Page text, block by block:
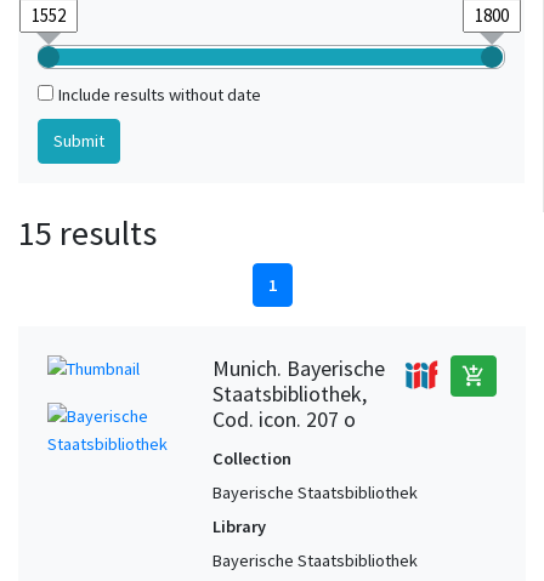
Include results without date
15 results
1
Munich. Bayerische
Staatsbibliothek,
Cod. icon. 207 o
add_shopping_cart
Collection
Bayerische Staatsbibliothek
Library
Bayerische Staatsbibliothek